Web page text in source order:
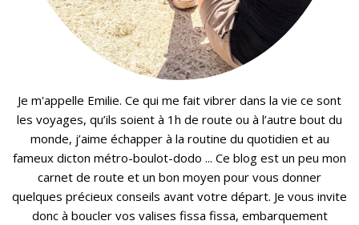
Je m'appelle Emilie. Ce qui me fait vibrer dans la vie ce sont
les voyages, qu’ils soient à 1h de route ou à l’autre bout du
monde, j’aime échapper à la routine du quotidien et au
fameux dicton métro-boulot-dodo ... Ce blog est un peu mon
carnet de route et un bon moyen pour vous donner
quelques précieux conseils avant votre départ. Je vous invite
donc à boucler vos valises fissa fissa, embarquement